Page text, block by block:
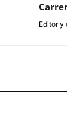
Editor y